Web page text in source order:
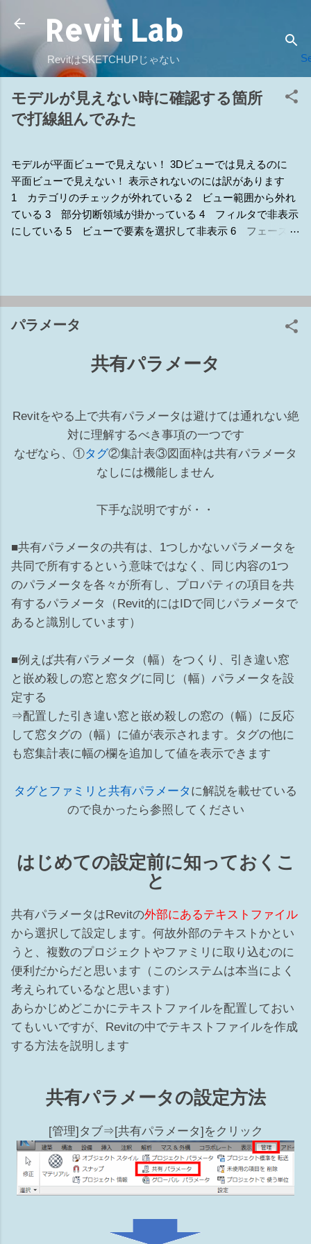
スキップしてメイン コンテンツに移動
Revit Lab
RevitはSKETCHUPじゃない
モデルが見えない時に確認する箇所
で打線組んでみた
モデルが平面ビューで見えない！ 3Dビューでは見えるのに
平面ビューで見えない！ 表示されないのには訳があります
1 カテゴリのチェックが外れている 2 ビュー範囲から外れ
ている 3 部分切断領域が掛かっている 4 フィルタで非表示
にしている 5 ビューで要素を選択して非表示 6 フェーズの
ク（線種変更） 補4 ビューの専門分野 補5 デザインオプシ
してもし、リビール側に要素があれば1か5が原因 ■要素があ
ル側も！）あれば3が原因かも ■トリミングのオンオフもして
ェックが外れている [表示/グラフィックスの上書き]の[モデル
カテゴリ]タブ ※このダイアログがグレーアウトして編集不可
の場合は、ビューテンプレート側でコントロールされていま
す。 2 ビュー範囲から外れている 殆んどのモデルはビュー
の②切断面～③下（④ビューの奥行き）の間にあれば表示され
り上部にある要素でも、カテゴリによっては表示される 表示
部分切断領域が掛かっている 設定したビュー範囲からモデル
が外れている 4 フィルタで非表示にしている ビューごとに
フィルタの設定ができ、表示のチェックをオフすれば非表示
になります 5 ビューで要素を選択して非表示 非表示にする
要素を選択して右クリック⇒ビューで非表示⇒要素（カテゴ
リ） ※ビューテンプレートがあてられている場合はカテゴリ
パラメータ
共有パラメータ
Revitをやる上で共有パラメータは避けては通れない絶
対に理解するべき事項の一つです
なぜなら、①タグ②集計表③図面枠は共有パラメータ
なしには機能しません
下手な説明ですが・・
■共有パラメータの共有は、1つしかないパラメータを
共同で所有するという意味ではなく、同じ内容の1つ
のパラメータを各々が所有し、プロパティの項目を共
有するパラメータ（Revit的にはIDで同じパラメータで
あると識別しています）
■例えば共有パラメータ（幅）をつくり、引き違い窓
と嵌め殺しの窓と窓タグに同じ（幅）パラメータを設
定する
⇒配置した引き違い窓と嵌め殺しの窓の（幅）に反応
して窓タグの（幅）に値が表示されます。タグの他に
も窓集計表に幅の欄を追加して値を表示できます
タグとファミリと共有パラメータ に解説を載せている
ので良かったら参照してください
はじめての設定前に知っておくこ
と
共有パラメータはRevitの外部にあるテキストファイル
から選択して設定します。何故外部のテキストかとい
うと、複数のプロジェクトやファミリに取り込むのに
便利だからだと思います（このシステムは本当によく
考えられているなと思います）
あらかじめどこかにテキストファイルを配置しておい
てもいいですが、Revitの中でテキストファイルを作成
する方法を説明します
共有パラメータの設定方法
[管理]タブ⇒[共有パラメータ]をクリック